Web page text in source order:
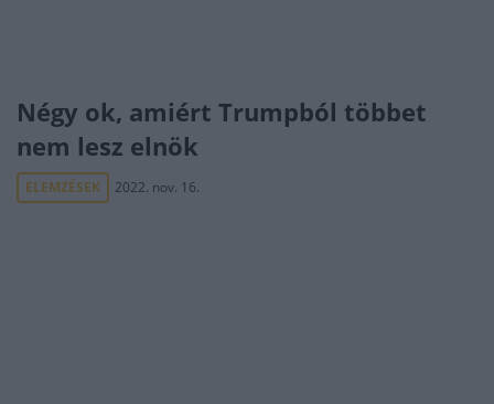
Négy ok, amiért Trumpból többet
nem lesz elnök
ELEMZÉSEK 2022. nov. 16.